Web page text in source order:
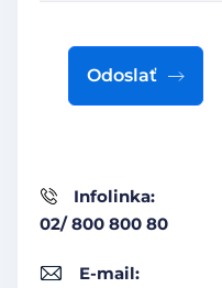
Infolinka:
02/ 800 800 80
E-mail:
Odoslať